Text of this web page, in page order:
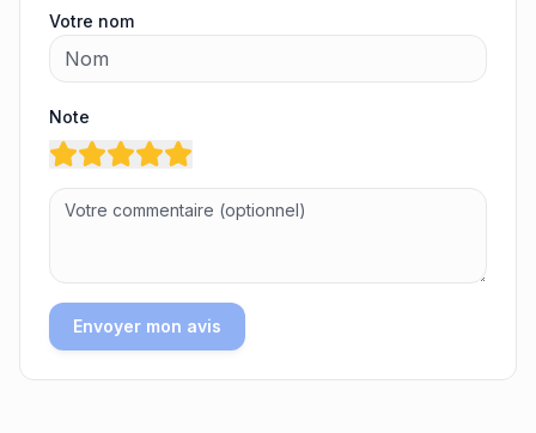
Votre nom
Note
Envoyer mon avis